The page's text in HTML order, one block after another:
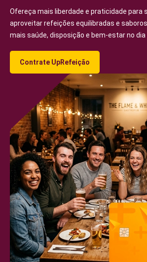
Parceiro de Vendas
Cartilha de Diversidade
Trabalhe Conosco
Ofereça mais liberdade e praticidade para
aproveitar refeições equilibradas e
mais saúde, disposição e bem-estar no dia
Contrate UpRefeição